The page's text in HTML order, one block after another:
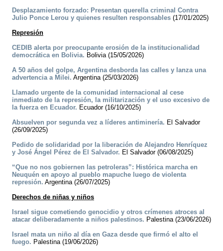
Desplazamiento forzado: Presentan querella criminal Contra
Julio Ponce Lerou y quienes resulten responsables (17/01/2025)
Represión
CEDIB alerta por preocupante erosión de la institucionalidad
democrática en Bolivia. Bolivia (15/05/2026)
A 50 años del golpe, Argentina desborda las calles y lanza una
advertencia a Milei. Argentina (25/03/2026)
Llamado urgente de la comunidad internacional al cese
inmediato de la represión, la militarización y el uso excesivo de
la fuerza en Ecuador. Ecuador (16/10/2025)
Absuelven por segunda vez a líderes antiminería. El Salvador
(26/09/2025)
Pedido de solidaridad por la liberación de Alejandro Henríquez
y José Ángel Pérez de El Salvador. El Salvador (06/08/2025)
“Que no nos gobiernen las petroleras”: Histórica marcha en
Neuquén en apoyo al pueblo mapuche luego de violenta
represión. Argentina (26/07/2025)
Derechos de niñas y niños
Israel sigue cometiendo genocidio y otros crímenes atroces al
atacar deliberadamente a niños palestinos. Palestina (23/06/2026)
Israel mata un niño al día en Gaza desde que firmó el alto el
fuego. Palestina (19/06/2026)